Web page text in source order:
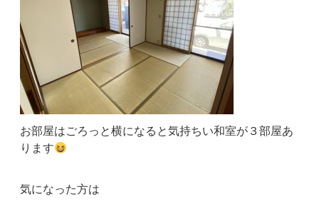
お部屋はごろっと横になると気持ちい和室が３部屋あ
ります
気になった方は